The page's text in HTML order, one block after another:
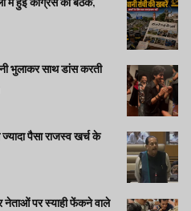
भुलाकर साथ डांस करती
पैसा राजस्व खर्च के